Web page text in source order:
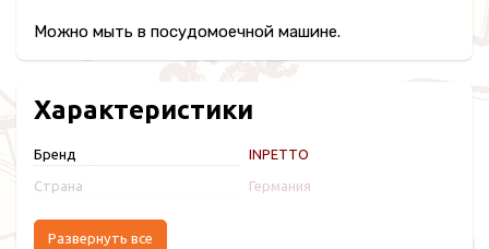
Можно мыть в посудомоечной машине.
Характеристики
Бренд INPETTO
Страна Германия
Развернуть все